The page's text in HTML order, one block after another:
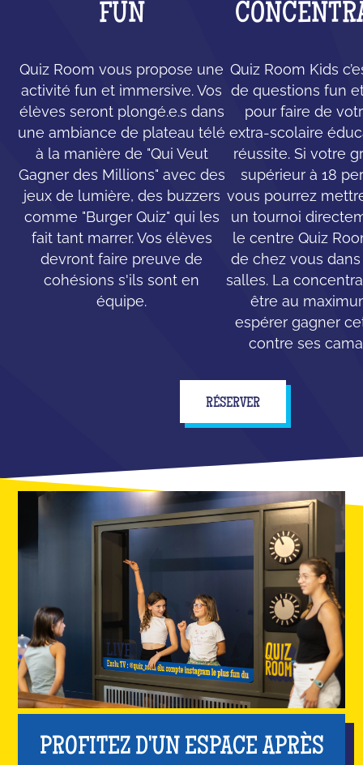
FUN
Quiz Room vous propose une
activité fun et immersive. Vos
élèves seront plongé.e.s dans
une ambiance de plateau télé
à la manière de "Qui Veut
Gagner des Millions" avec des
jeux de lumière, des buzzers
comme "Burger Quiz" qui les
fait tant marrer. Vos élèves
devront faire preuve de
cohésions s'ils sont en
équipe.
Quiz Room Kids
de questions fun
pour faire de
extra-scolaire
réussite. Si votre
supérieur à 18
vous pourrez
un tournoi
le centre Quiz
de chez vous
salles. La
être au
espérer gagner
contre ses
RÉSERVER
PROFITEZ D'UN ESPACE APRÈS